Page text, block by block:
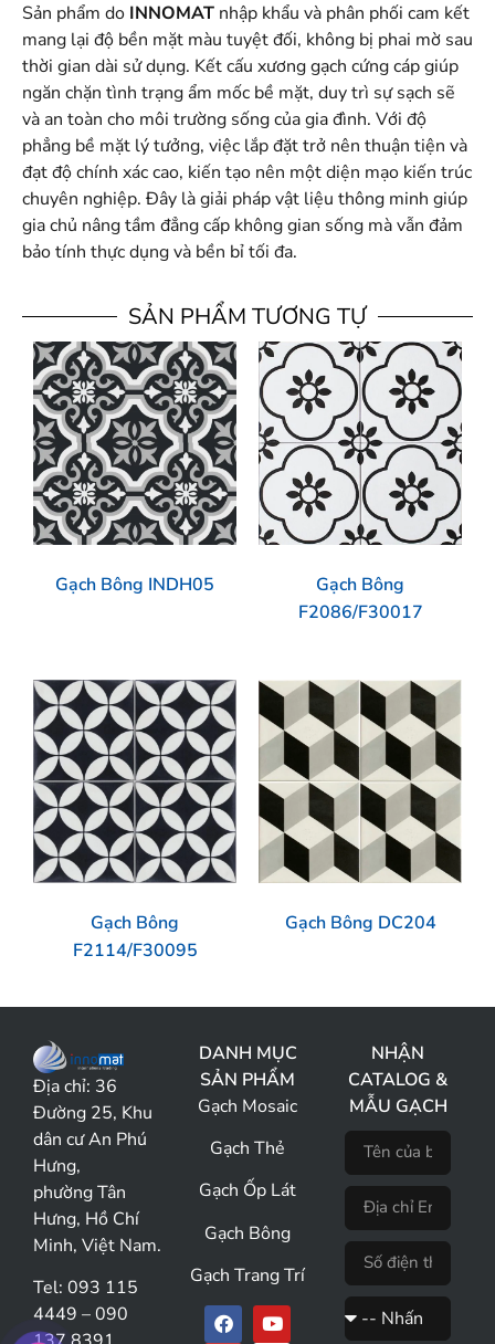
Sản phẩm do INNOMAT nhập khẩu và phân phối cam kết
mang lại độ bền mặt màu tuyệt đối, không bị phai mờ sau
thời gian dài sử dụng. Kết cấu xương gạch cứng cáp giúp
ngăn chặn tình trạng ẩm mốc bề mặt, duy trì sự sạch sẽ
và an toàn cho môi trường sống của gia đình. Với độ
phẳng bề mặt lý tưởng, việc lắp đặt trở nên thuận tiện và
đạt độ chính xác cao, kiến tạo nên một diện mạo kiến trúc
chuyên nghiệp. Đây là giải pháp vật liệu thông minh giúp
gia chủ nâng tầm đẳng cấp không gian sống mà vẫn đảm
bảo tính thực dụng và bền bỉ tối đa.
SẢN PHẨM TƯƠNG TỰ
Gạch Bông INDH05
Gạch Bông
F2086/F30017
Gạch Bông
F2114/F30095
Gạch Bông DC204
Địa chỉ: 36
Đường 25, Khu
dân cư An Phú
Hưng,
phường Tân
Hưng, Hồ Chí
Minh, Việt Nam.
Tel: 093 115
4449 – 090
DANH MỤC
SẢN PHẨM
Gạch Mosaic
Gạch Thẻ
Gạch Ốp Lát
Gạch Bông
Gạch Trang Trí
NHẬN
CATALOG &
MẪU GẠCH